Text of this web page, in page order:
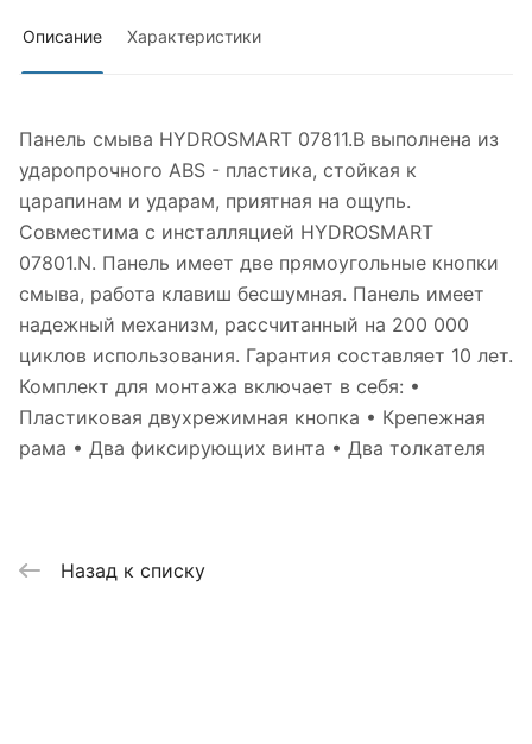
Описание Характеристики
Панель смыва HYDROSMART 07811.B выполнена из
ударопрочного ABS - пластика, стойкая к
царапинам и ударам, приятная на ощупь.
Совместима с инсталляцией HYDROSMART
07801.N. Панель имеет две прямоугольные кнопки
смыва, работа клавиш бесшумная. Панель имеет
надежный механизм, рассчитанный на 200 000
циклов использования. Гарантия составляет 10 лет.
Комплект для монтажа включает в себя: •
Пластиковая двухрежимная кнопка • Крепежная
рама • Два фиксирующих винта • Два толкателя
Назад к списку